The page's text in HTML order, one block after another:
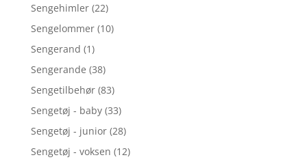
Sengehimler (22)
Sengelommer (10)
Sengerand (1)
Sengerande (38)
Sengetilbehør (83)
Sengetøj - baby (33)
Sengetøj - junior (28)
Sengetøj - voksen (12)